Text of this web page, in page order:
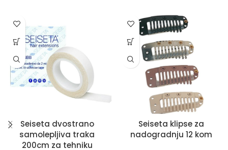
Seiseta dvostrano
samolepljiva traka
200cm za tehniku
Seiseta klipse za
nadogradnju 12 kom